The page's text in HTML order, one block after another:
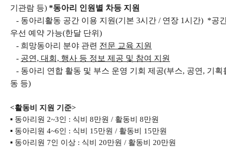
기관람 등) *동아리 인원별 차등 지원
- 동아리활동 공간 이용 지원(기본 3시간 / 연장 1시간) *공
우선 예약 가능(한달 단위)
- 희망동아리 분야 관련 전문 교육 지원
- 공연, 대회, 행사 등 정보 제공 및 참여 지원
- 동아리 연합 활동 및 부스 운영 기회 제공(부스, 공연, 기획
동 등)
<활동비 지원 기준>
▪ 동아리원 2~3인 : 식비 8만원 / 활동비 8만원
▪ 동아리원 4~6인 : 식비 15만원 / 활동비 15만원
▪ 동아리원 7인 이상 : 식비 20만원 / 활동비 20만원